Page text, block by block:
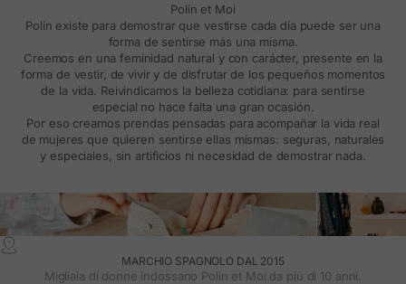
Polín et Moi
Polín existe para demostrar que vestirse cada día puede ser una
forma de sentirse más una misma.
Creemos en una feminidad natural y con carácter, presente en la
forma de vestir, de vivir y de disfrutar de los pequeños momentos
de la vida. Reivindicamos la belleza cotidiana: para sentirse
especial no hace falta una gran ocasión.
Por eso creamos prendas pensadas para acompañar la vida real
de mujeres que quieren sentirse ellas mismas: seguras, naturales
y especiales, sin artificios ni necesidad de demostrar nada.
MARCHIO SPAGNOLO DAL 2015
Migliaia di donne indossano Polin et Moi da più di 10 anni.